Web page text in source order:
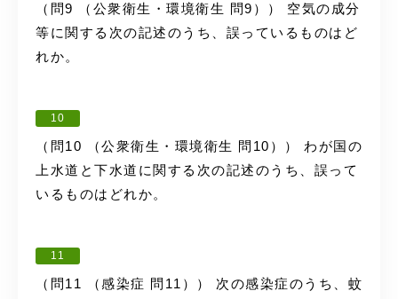
（問9 （公衆衛生・環境衛生 問9）） 空気の成分
等に関する次の記述のうち、誤っているものはど
れか。
10
（問10 （公衆衛生・環境衛生 問10）） わが国の
上水道と下水道に関する次の記述のうち、誤って
いるものはどれか。
11
（問11 （感染症 問11）） 次の感染症のうち、蚊